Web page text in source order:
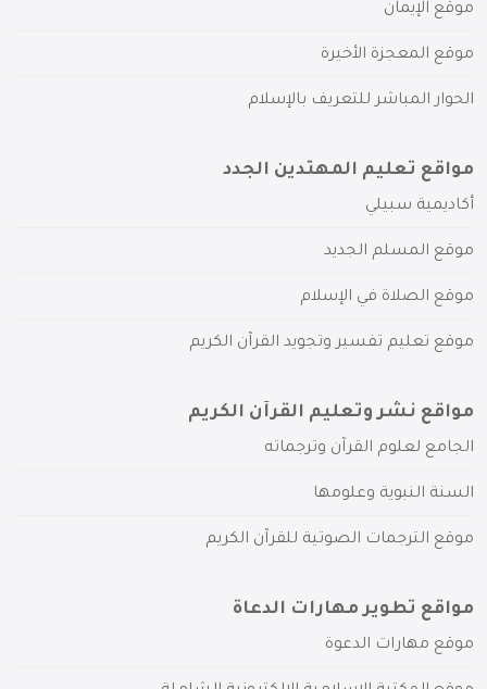
موقع الإيمان
موقع المعجزة الأخيرة
الحوار المباشر للتعريف بالإسلام
مواقع تعليم المهتدين الجدد
أكاديمية سبيلي
موقع المسلم الجديد
موقع الصلاة في الإسلام
موقع تعليم تفسير وتجويد القرآن الكريم
مواقع نشر وتعليم القرآن الكريم
الجامع لعلوم القرآن وترجماته
السنة النبوية وعلومها
موقع الترجمات الصوتية للقرآن الكريم
مواقع تطوير مهارات الدعاة
موقع مهارات الدعوة